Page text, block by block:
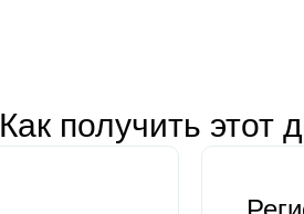
Как получить этот